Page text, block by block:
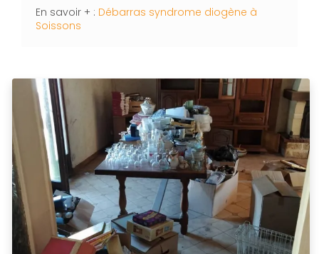
En savoir + : Débarras syndrome diogène à
Soissons